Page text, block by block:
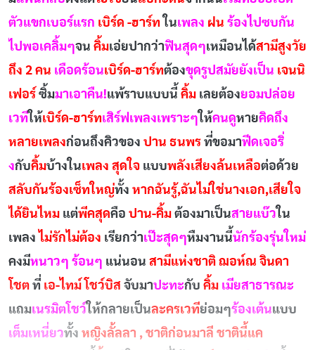
ตัวแขกเบอร์แรก เบิร์ด -ฮาร์ท ในเพลง ฝน ร้องไปซบกัน
ไปพอเคลิ้มๆจน คิ้มเอ่ยปากว่าฟินสุดๆเหมือนได้สามีสูงวัย
ถึง 2 คน เดือดร้อนเบิร์ด-ฮาร์ทต้องขุดรูปสมัยยังเป็น เจนนิ
เฟอร์ ซิ้มมาเอาคืน!แพ้ราบแบบนี้ คิ้ม เลยต้องยอมปล่อย
เวทีให้เบิร์ด-ฮาร์ทเสิร์ฟเพลงเพราะๆให้คนดูหายคิดถึง
หลายเพลงก่อนถึงคิวของ ปาน ธนพร ที่ขอมาฟีดเจอริ่
งกับคิ้มบ้างในเพลง สุดใจ แบบพลังเสียงล้นเหลือต่อด้วย
สลับกันร้องเซ็ทใหญ่ทั้ง หากฉันรู้,ฉันไม่ใช่นางเอก,เสียใจ
ได้ยินไหม แต่พีคสุดคือ ปาน-คิ้ม ต้องมาเป็นสายแบ๊วใน
เพลง ไม่รักไม่ต้อง เรียกว่าเป๊ะสุดๆหืมงานนี้นักร้องรุ่นใหม่
คงมีหนาวๆ ร้อนๆ แน่นอน สามีแห่งชาติ ฌอห์ณ จินดา
โชต ที่ เอ-ไทม์ โชว์บิส จับมาปะทะกับ คิ้ม เมียสาธารณะ
แถมเนรมิตโชว์ให้กลายเป็นละครเวทีย่อมๆร้องเต้นแบบ
เต็มเหนี่ยวทั้ง หญิงลั้ลลา , ชาติก่อนมาลี ชาตินี้แค